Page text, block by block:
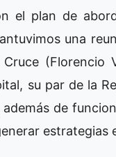
el plan de
una
(Florencio
su par de la
de
estrategias